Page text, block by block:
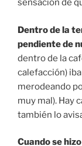
Lo ideal es
Prado
. Es la
concentran
alojamos en
el
desayuno.
cuenta